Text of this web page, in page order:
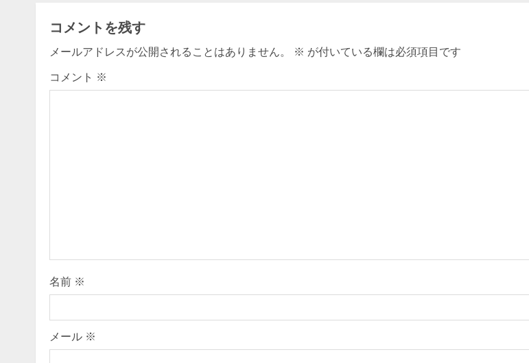
t
i
n
d
i
n
g
コメントを残す
メールアドレスが公開されることはありません。 ※ が付いている欄は必須項目です
コメント ※
名前 ※
メール ※